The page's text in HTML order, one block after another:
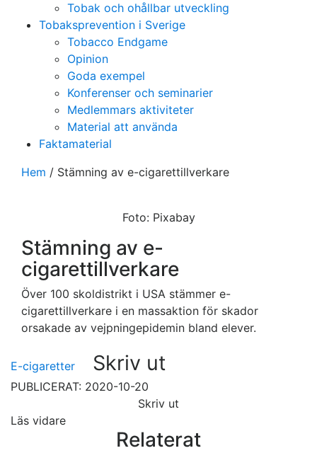
Tobak och ohållbar utveckling
Tobaksprevention i Sverige
Tobacco Endgame
Opinion
Goda exempel
Konferenser och seminarier
Medlemmars aktiviteter
Material att använda
Faktamaterial
Hem / Stämning av e-cigarettillverkare
Foto: Pixabay
Stämning av e-
cigarettillverkare
Över 100 skoldistrikt i USA stämmer e-
cigarettillverkare i en massaktion för skador
orsakade av vejpningepidemin bland elever.
E-cigaretter Skriv ut
PUBLICERAT: 2020-10-20
Skriv ut
Läs vidare
Relaterat